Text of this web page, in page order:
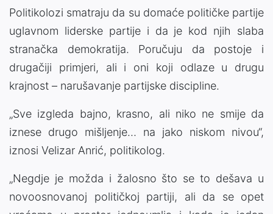
Politikolozi smatraju da su domaće političke partije
uglavnom liderske partije i da je kod njih slaba
stranačka demokratija. Poručuju da postoje i
drugačiji primjeri, ali i oni koji odlaze u drugu
krajnost – narušavanje partijske discipline.
„Sve izgleda bajno, krasno, ali niko ne smije da
iznese drugo mišljenje… na jako niskom nivou“,
iznosi Velizar Anrić, politikolog.
„Negdje je možda i žalosno što se to dešava u
novoosnovanoj političkoj partiji, ali da se opet